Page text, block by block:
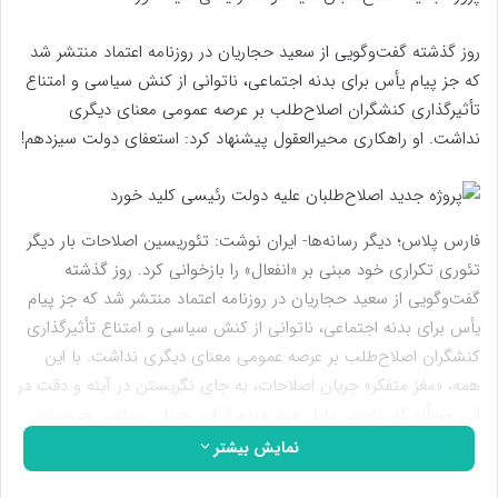
روز گذشته گفت‌و‌گویی از سعید حجاریان در روزنامه اعتماد منتشر شد
که جز پیام یأس برای بدنه اجتماعی، ناتوانی از کنش سیاسی و امتناع
تأثیرگذاری کنشگران اصلاح‌طلب بر عرصه عمومی معنای دیگری
نداشت. او راهکاری محیرالعقول پیشنهاد کرد: استعفای دولت سیزدهم!
فارس پلاس؛ دیگر رسانه‌ها- ایران نوشت: تئوریسین اصلاحات بار دیگر
تئوری تکراری خود مبنی بر «انفعال» را بازخوانی کرد. روز گذشته
گفت‌و‌گویی از سعید حجاریان در روزنامه اعتماد منتشر شد که جز پیام
یأس برای بدنه اجتماعی، ناتوانی از کنش سیاسی و امتناع تأثیرگذاری
کنشگران اصلاح‌طلب بر عرصه عمومی معنای دیگری نداشت. با این
همه، «مغز متفکر» جریان اصلاحات، به جای نگریستن در آینه و دقت در
راهکاری محیرالعقول پیشنهاد کرد: استعفای دولت سیزدهم!
نمایش بیشتر